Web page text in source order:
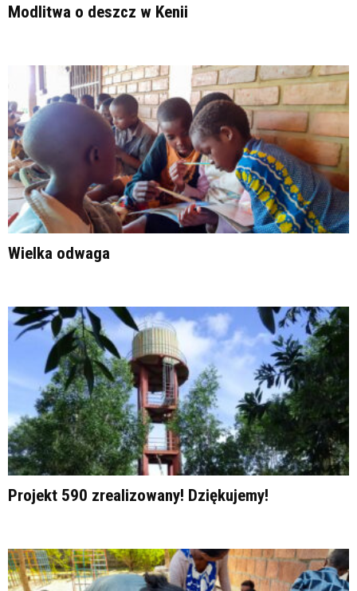
Modlitwa o deszcz w Kenii
Wielka odwaga
Projekt 590 zrealizowany! Dziękujemy!